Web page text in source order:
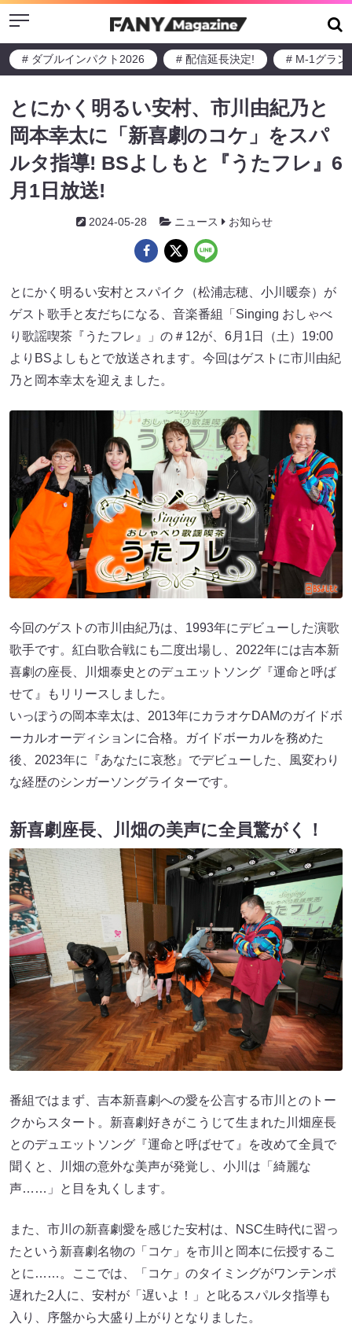
Menu
# ダブルインパクト2026 # 配信延長決定! # M-1グラン
とにかく明るい安村、市川由紀乃と
岡本幸太に「新喜劇のコケ」をスパ
ルタ指導! BSよしもと『うたフレ』6
月1日放送!
2024-05-28 ニュース お知らせ
とにかく明るい安村とスパイク（松浦志穂、小川暖奈）が
ゲスト歌手と友だちになる、音楽番組「Singing おしゃべ
り歌謡喫茶『うたフレ』」の＃12が、6月1日（土）19:00
よりBSよしもとで放送されます。今回はゲストに市川由紀
乃と岡本幸太を迎えました。
今回のゲストの市川由紀乃は、1993年にデビューした演歌
歌手です。紅白歌合戦にも二度出場し、2022年には吉本新
喜劇の座長、川畑泰史とのデュエットソング『運命と呼ば
せて』もリリースしました。
いっぽうの岡本幸太は、2013年にカラオケDAMのガイドボ
ーカルオーディションに合格。ガイドボーカルを務めた
後、2023年に『あなたに哀愁』でデビューした、風変わり
な経歴のシンガーソングライターです。
新喜劇座長、川畑の美声に全員驚がく！
番組ではまず、吉本新喜劇への愛を公言する市川とのトー
クからスタート。新喜劇好きがこうじて生まれた川畑座長
とのデュエットソング『運命と呼ばせて』を改めて全員で
聞くと、川畑の意外な美声が発覚し、小川は「綺麗な
声……」と目を丸くします。
また、市川の新喜劇愛を感じた安村は、NSC生時代に習っ
たという新喜劇名物の「コケ」を市川と岡本に伝授するこ
とに……。ここでは、「コケ」のタイミングがワンテンポ
遅れた2人に、安村が「遅いよ！」と叱るスパルタ指導も
入り、序盤から大盛り上がりとなりました。